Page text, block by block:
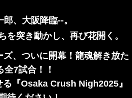
郎、大阪降臨--。
を突き動かし、再び花開く。
ズ、ついに開幕！龍魂解き放た
全7試合！！
『Osaka Crush Nigh2025』